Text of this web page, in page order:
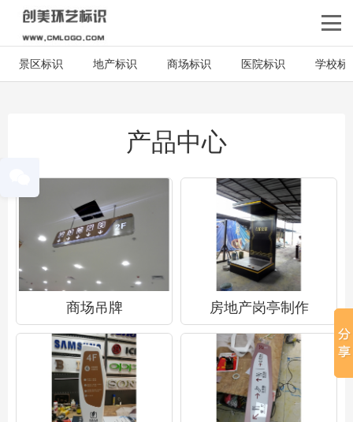
景区标识 地产标识 商场标识 医院标识 学校标
产品中心
商场吊牌 房地产岗亭制作